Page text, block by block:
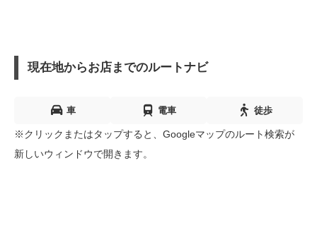
現在地からお店までのルートナビ
車 電車 徒歩
※クリックまたはタップすると、Googleマップのルート検索が
新しいウィンドウで開きます。